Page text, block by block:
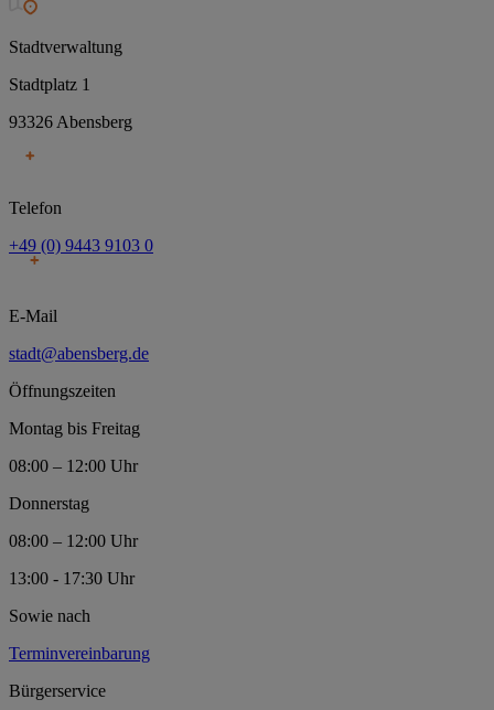
Stadtverwaltung
Stadtplatz 1
93326 Abensberg
Telefon
+49 (0) 9443 9103 0
E-Mail
stadt@abensberg.de
Öffnungszeiten
Montag bis Freitag
08:00 – 12:00 Uhr
Donnerstag
08:00 – 12:00 Uhr
13:00 - 17:30 Uhr
Sowie nach
Terminvereinbarung
Bürgerservice